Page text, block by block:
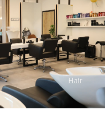
Hair